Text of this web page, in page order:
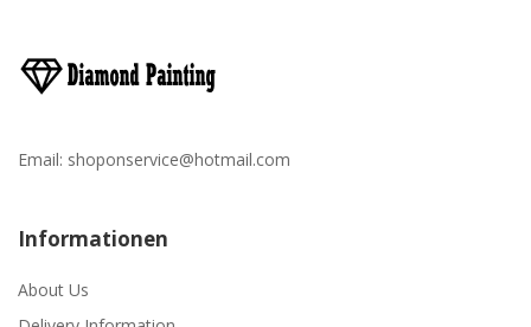
Email: shoponservice@hotmail.com
Informationen
About Us